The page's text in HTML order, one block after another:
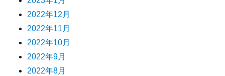
2022年12月
2022年11月
2022年10月
2022年9月
2022年8月